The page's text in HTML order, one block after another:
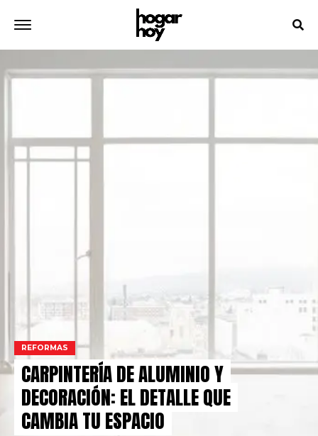
REFORMAS
CARPINTERÍA DE ALUMINIO Y
DECORACIÓN: EL DETALLE QUE
CAMBIA TU ESPACIO